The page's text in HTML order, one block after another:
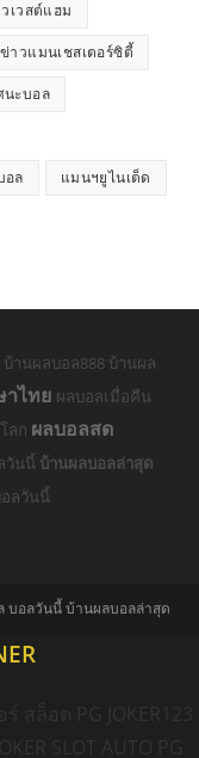
เวสต์แฮม
ข่าวแมนเชสเตอร์ซิตี้
นะบอล
อล แมนฯยูไนเต็ด
บ้านผลบอล888 บ้านผล
าไทย ผลบอลเมื่อคืน
ลก ผลบอลสด
วันนี้ บ้านผลบอลล่าสุด
ลวันนี้
บอลวันนี้ บ้านผลบอลล่าสุด